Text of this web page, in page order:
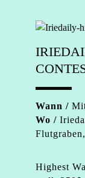
Wann /
Wo /
Highest